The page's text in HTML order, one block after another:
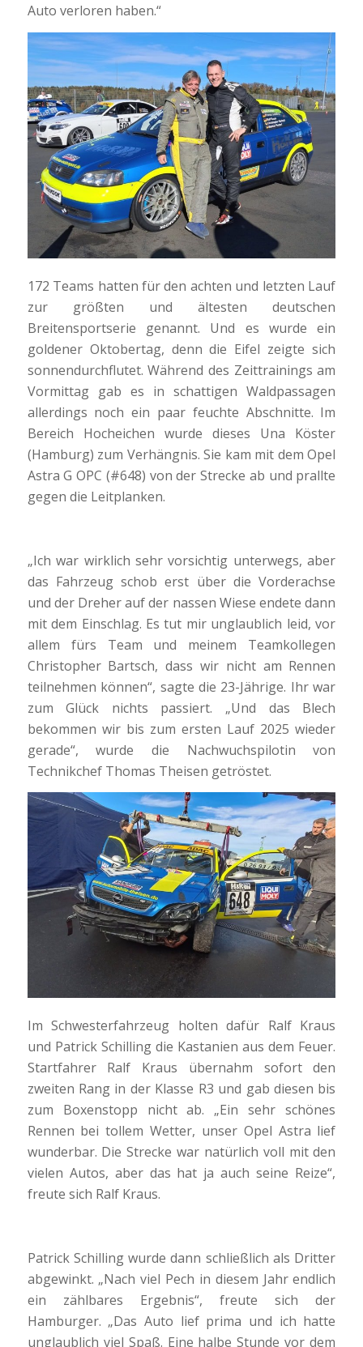
Auto verloren haben.“
172 Teams hatten für den achten und letzten Lauf
zur größten und ältesten deutschen
Breitensportserie genannt. Und es wurde ein
goldener Oktobertag, denn die Eifel zeigte sich
sonnendurchflutet. Während des Zeittrainings am
Vormittag gab es in schattigen Waldpassagen
allerdings noch ein paar feuchte Abschnitte. Im
Bereich Hocheichen wurde dieses Una Köster
(Hamburg) zum Verhängnis. Sie kam mit dem Opel
Astra G OPC (#648) von der Strecke ab und prallte
gegen die Leitplanken.
„Ich war wirklich sehr vorsichtig unterwegs, aber
das Fahrzeug schob erst über die Vorderachse
und der Dreher auf der nassen Wiese endete dann
mit dem Einschlag. Es tut mir unglaublich leid, vor
allem fürs Team und meinem Teamkollegen
Christopher Bartsch, dass wir nicht am Rennen
teilnehmen können“, sagte die 23-Jährige. Ihr war
zum Glück nichts passiert. „Und das Blech
bekommen wir bis zum ersten Lauf 2025 wieder
gerade“, wurde die Nachwuchspilotin von
Technikchef Thomas Theisen getröstet.
Im Schwesterfahrzeug holten dafür Ralf Kraus
und Patrick Schilling die Kastanien aus dem Feuer.
Startfahrer Ralf Kraus übernahm sofort den
zweiten Rang in der Klasse R3 und gab diesen bis
zum Boxenstopp nicht ab. „Ein sehr schönes
Rennen bei tollem Wetter, unser Opel Astra lief
wunderbar. Die Strecke war natürlich voll mit den
vielen Autos, aber das hat ja auch seine Reize“,
freute sich Ralf Kraus.
Patrick Schilling wurde dann schließlich als Dritter
abgewinkt. „Nach viel Pech in diesem Jahr endlich
ein zählbares Ergebnis“, freute sich der
Hamburger. „Das Auto lief prima und ich hatte
unglaublich viel Spaß. Eine halbe Stunde vor dem